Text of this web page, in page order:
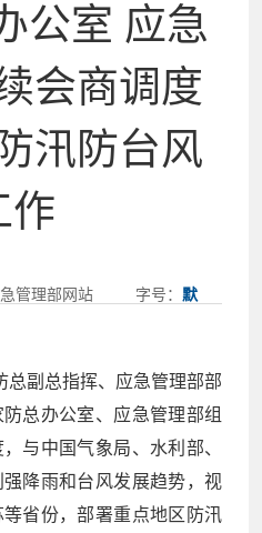
公室 应急
会商调度
汛防台风
作
管理部网站 字号： 默
总副总指挥、应急管理部部
总办公室、应急管理部组
与中国气象局、水利部、
降雨和台风发展趋势，视
省份，部署重点地区防汛